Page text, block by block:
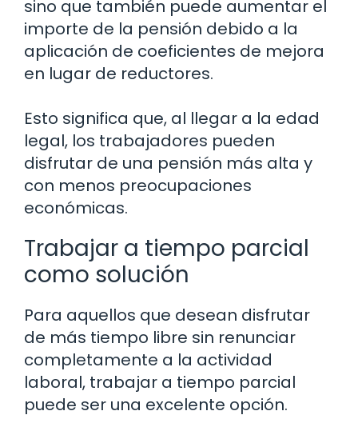
sino que también puede aumentar el
importe de la pensión debido a la
aplicación de coeficientes de mejora
en lugar de reductores.
Esto significa que, al llegar a la edad
legal, los trabajadores pueden
disfrutar de una pensión más alta y
con menos preocupaciones
económicas.
Trabajar a tiempo parcial
como solución
Para aquellos que desean disfrutar
de más tiempo libre sin renunciar
completamente a la actividad
laboral, trabajar a tiempo parcial
puede ser una excelente opción.